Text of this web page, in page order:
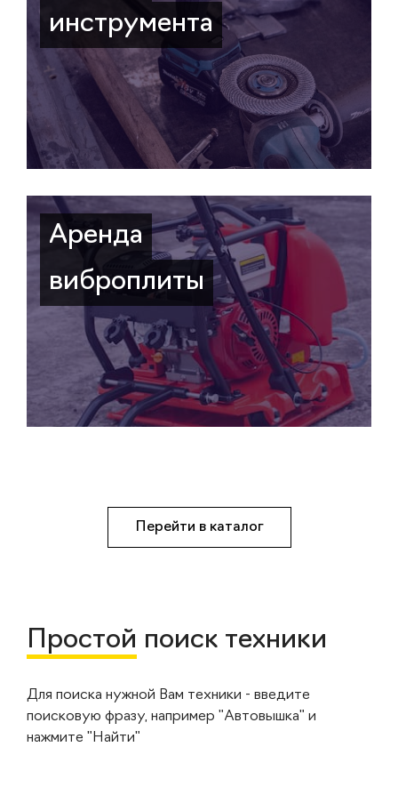
инструмента
Аренда
виброплиты
Перейти в каталог
Простой поиск техники
Для поиска нужной Вам техники - введите
поисковую фразу, например "Автовышка" и
нажмите "Найти"